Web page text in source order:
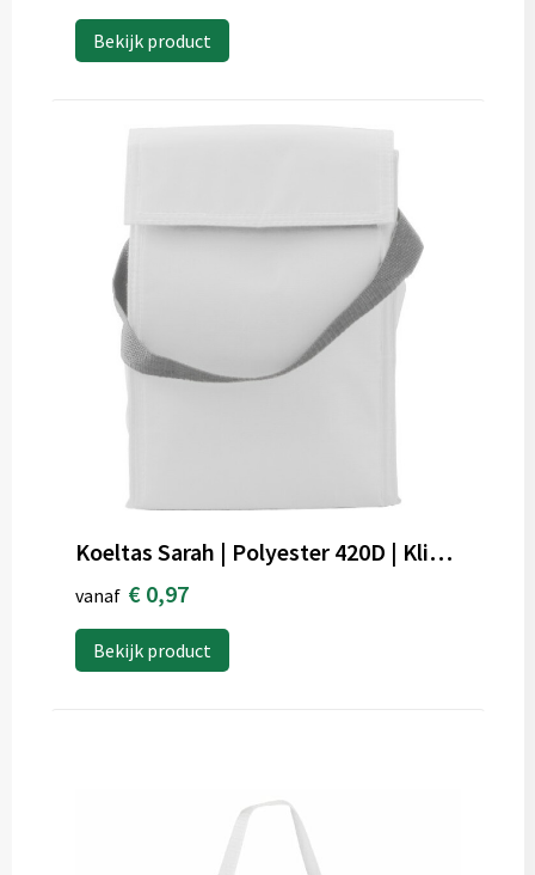
Bekijk product
Koeltas Sarah | Polyester 420D | Klittenband klap
vanaf € 0,97
Bekijk product